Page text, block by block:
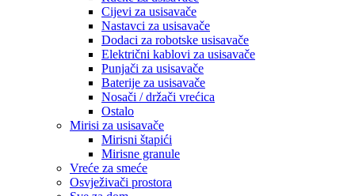
Cijevi za usisavače
Nastavci za usisavače
Dodaci za robotske usisavače
Električni kablovi za usisavače
Punjači za usisavače
Baterije za usisavače
Nosači / držači vrećica
Ostalo
Mirisi za usisavače
Mirisni štapići
Mirisne granule
Vreće za smeće
Osvježivači prostora